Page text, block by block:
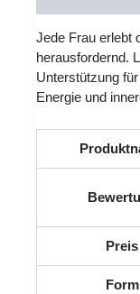
Jede Frau erlebt
herausfordernd.
Unterstützung
Energie und
Preis
Form